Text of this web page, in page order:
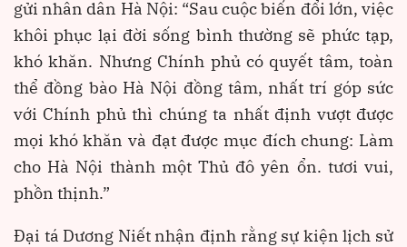
gửi nhân dân Hà Nội: “Sau cuộc biến đổi lớn, việc
khôi phục lại đời sống bình thường sẽ phức tạp,
khó khăn. Nhưng Chính phủ có quyết tâm, toàn
thể đồng bào Hà Nội đồng tâm, nhất trí góp sức
với Chính phủ thì chúng ta nhất định vượt được
mọi khó khăn và đạt được mục đích chung: Làm
cho Hà Nội thành một Thủ đô yên ổn. tươi vui,
phồn thịnh.”
Đại tá Dương Niết nhận định rằng sự kiện lịch sử